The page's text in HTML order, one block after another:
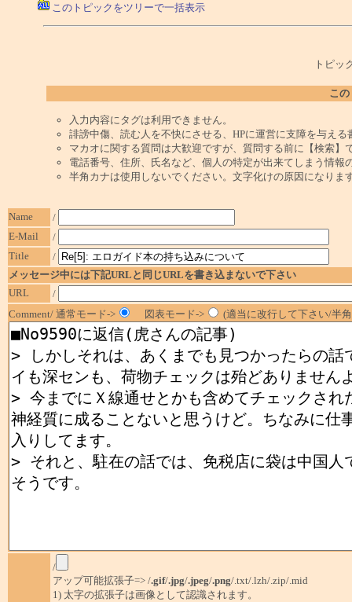
このトピックをツリーで一括表示
トピッ
こ
入力内容にタグは利用できません。
誹謗中傷、読む人を不快にさせる、HPに運営に支障を与え
マカオに関する質問は大歓迎ですが、質問する前に【検索】
電話番号、住所、氏名など、個人の特定が出来てしまう情報
半角カナは使用しないでください。文字化けの原因になりま
Name
/
E-Mail
/
Title
/
メッセージ中には下記URLと同じURLを書き込まないで下さい
URL
/
Comment/ 通常モード->
図表モード-> (適当に改行して下さい/半
/
アップ可能拡張子=> /.gif/.jpg/.jpeg/.png/.txt/.lzh/.zip/.mid
1) 太字の拡張子は画像として認識されます。